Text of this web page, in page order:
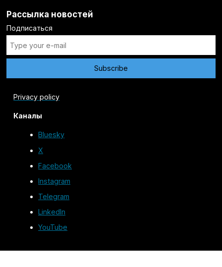
Рассылка новостей
Подписаться
Privacy policy
Каналы
Bluesky
X
Facebook
Instagram
Telegram
LinkedIn
YouTube